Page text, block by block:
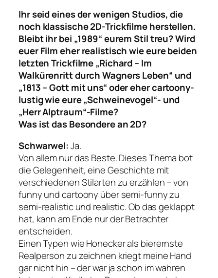
Ihr seid eines der wenigen Studios, die
noch klassische 2D-Trickfilme herstellen.
Bleibt ihr bei „1989“ eurem Stil treu? Wird
euer Film eher realistisch wie eure beiden
letzten Trickfilme „Richard – Im
Walkürenritt durch Wagners Leben“ und
„1813 – Gott mit uns“ oder eher cartoony-
lustig wie eure „Schweinevogel“- und
„Herr Alptraum“-Filme?
Was ist das Besondere an 2D?
Schwarwel:Ja.
Von allem nur das Beste. Dieses Thema bot
die Gelegenheit, eine Geschichte mit
verschiedenen Stilarten zu erzählen – von
funny und cartoony über semi-funny zu
semi-realistic und realistic. Ob das geklappt
hat, kann am Ende nur der Betrachter
entscheiden.
Einen Typen wie Honecker als bierernste
Realperson zu zeichnen kriegt meine Hand
gar nicht hin – der war ja schon im wahren